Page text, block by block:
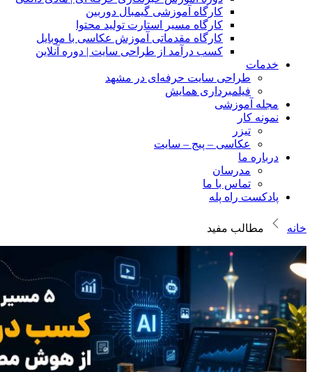
کارگاه آموزشی گیمبال دوربین
کارگاه مسیر استارت تولید محتوا
کارگاه مقدماتی آموزش عکاسی با موبایل
کسب درآمد از طراحی سایت | دوره آنلاین
خدمات
طراحی سایت حرفه‌ای در مشهد
فیلمبرداری همایش
مجله آموزشی
نمونه کار
تیزر
عکاسی – پیج – سایت
درباره ما
مدرسان
تماس با ما
پادکست راه پله
خانه مطالب مفید